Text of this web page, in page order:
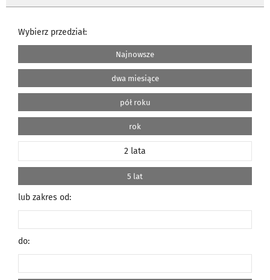
Wybierz przedział:
Najnowsze
dwa miesiące
pół roku
rok
2 lata
5 lat
lub zakres od:
do: